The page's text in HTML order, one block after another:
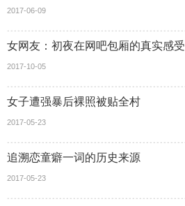
2017-06-09
女网友：初夜在网吧包厢的真实感受
2017-10-05
女子遭强暴后裸照被贴全村
2017-05-23
追溯恋童癖一词的历史来源
2017-05-23